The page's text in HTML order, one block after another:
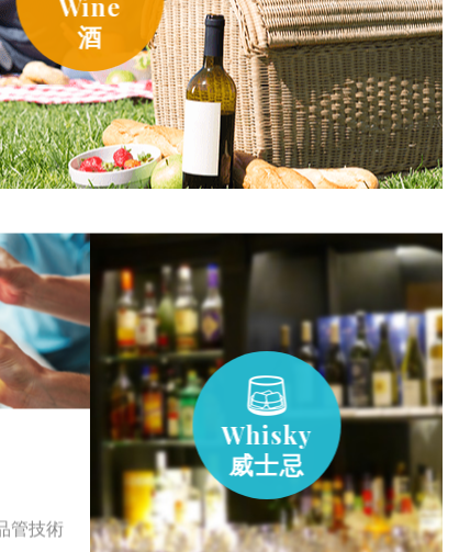
Wine
酒
管技術
Whisky
威士忌